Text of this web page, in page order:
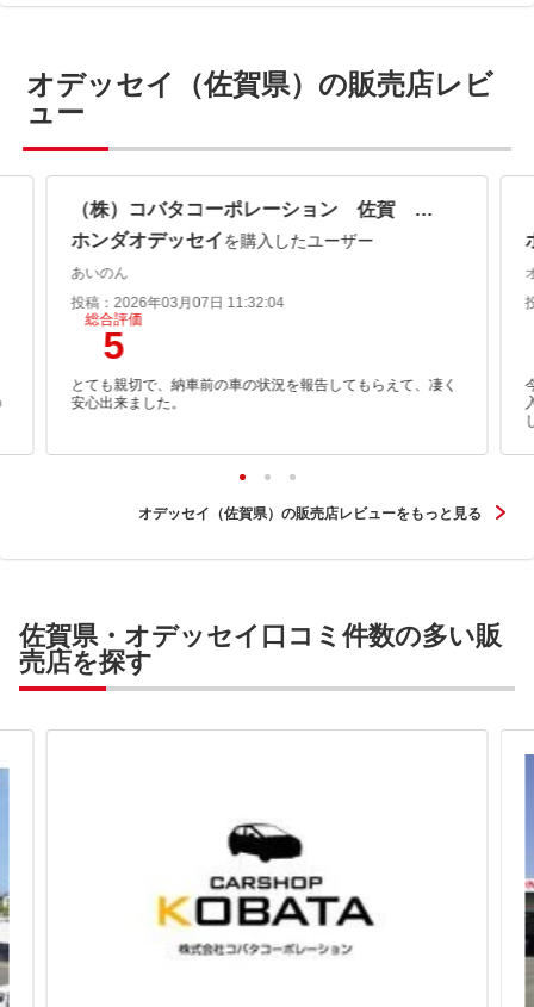
オデッセイ（佐賀県）の販売店レビ
ュー
（株）コバタコーポレーション 佐賀 ハイブリッド・ミニバン店
ホンダオデッセイを購入したユーザー
あいのん
投稿：2026年03月07日 11:32:04
総合評価
5
とても親切で、納車前の車の状況を報告してもらえて、凄く
安心出来ました。
オデッセイ（佐賀県）の販売店レビューをもっと見る
佐賀県・オデッセイ口コミ件数の多い販
売店を探す